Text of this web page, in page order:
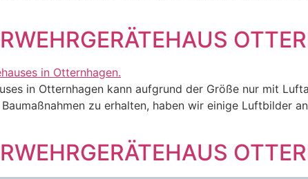
in Otternhagen kann aufgrund der Größe nur mit
zu erhalten, haben wir einige Luftbilder